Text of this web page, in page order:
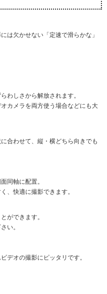
は欠かせない「定速で滑らかな」
わしさから解放されます。
カメラを両方使う場合などにも大
合わせて、縦・横どちら向きでも
同軸に配置。
、快適に撮影できます。
ができます。
い。
デオの撮影にピッタリです。